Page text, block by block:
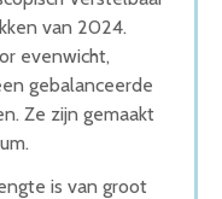
van 2024.
evenwicht,
gebalanceerde
Ze zijn gemaakt
is van groot